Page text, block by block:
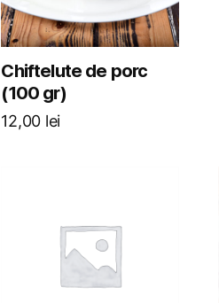
Chiftelute de porc
(100 gr)
12,00 lei